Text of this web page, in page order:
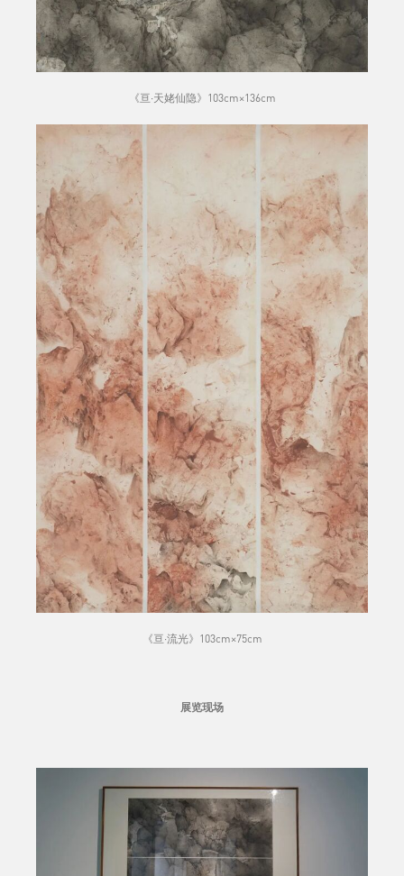
《亘·天姥仙隐》103cm×136cm
《亘·流光》103cm×75cm
展览现场